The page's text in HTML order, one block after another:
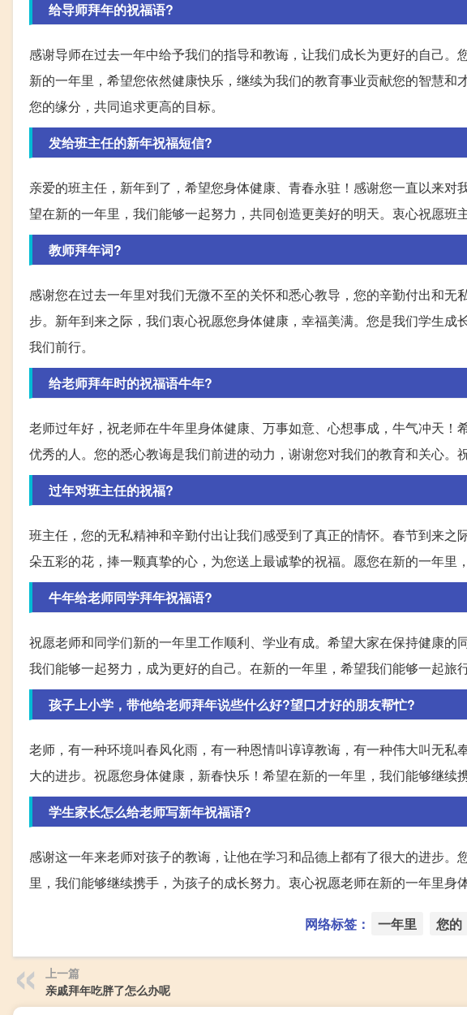
给导师拜年的祝福语?
感谢导师在过去一年中给予我们的指导和教诲，让我们成长为更好的自己
新的一年里，希望您依然健康快乐，继续为我们的教育事业贡献您的智慧
您的缘分，共同追求更高的目标。
发给班主任的新年祝福短信?
亲爱的班主任，新年到了，希望您身体健康、青春永驻！感谢您一直以来
望在新的一年里，我们能够一起努力，共同创造更美好的明天。衷心祝愿班
教师拜年词?
感谢您在过去一年里对我们无微不至的关怀和悉心教导，您的辛勤付出和
步。新年到来之际，我们衷心祝愿您身体健康，幸福美满。您是我们学生
我们前行。
给老师拜年时的祝福语牛年?
老师过年好，祝老师在牛年里身体健康、万事如意、心想事成，牛气冲天
优秀的人。您的悉心教诲是我们前进的动力，谢谢您对我们的教育和关心。
过年对班主任的祝福?
班主任，您的无私精神和辛勤付出让我们感受到了真正的情怀。春节到来
朵五彩的花，捧一颗真挚的心，为您送上最诚挚的祝福。愿您在新的一年里
牛年给老师同学拜年祝福语?
祝愿老师和同学们新的一年里工作顺利、学业有成。希望大家在保持健康
我们能够一起努力，成为更好的自己。在新的一年里，希望我们能够一起旅
孩子上小学，带他给老师拜年说些什么好?望口才好的朋友帮忙?
老师，有一种环境叫春风化雨，有一种恩情叫谆谆教诲，有一种伟大叫无
大的进步。祝愿您身体健康，新春快乐！希望在新的一年里，我们能够继续
学生家长怎么给老师写新年祝福语?
感谢这一年来老师对孩子的教诲，让他在学习和品德上都有了很大的进步
里，我们能够继续携手，为孩子的成长努力。衷心祝愿老师在新的一年里身
网络标签： 一年里 您的
上一篇
亲戚拜年吃胖了怎么办呢